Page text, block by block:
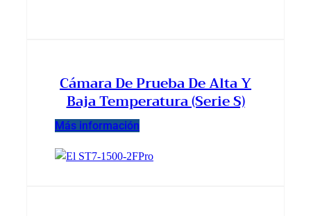
Cámara De Prueba De Alta Y
Baja Temperatura (serie S)
Más información